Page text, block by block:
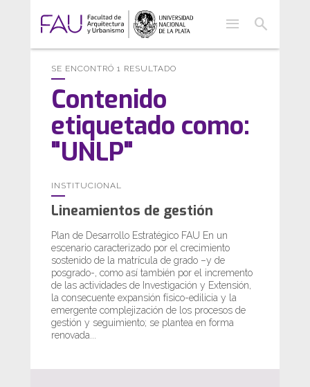
menu search
SE ENCONTRÓ 1 RESULTADO
Contenido
etiquetado como:
"UNLP"
INSTITUCIONAL
Lineamientos de gestión
Plan de Desarrollo Estratégico FAU En un
escenario caracterizado por el crecimiento
sostenido de la matrícula de grado –y de
posgrado-, como así también por el incremento
de las actividades de Investigación y Extensión,
la consecuente expansión físico-edilicia y la
emergente complejización de los procesos de
gestión y seguimiento; se plantea en forma
renovada...